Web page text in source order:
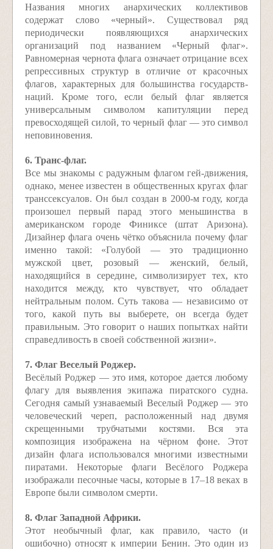
Названия многих анархических коллективов
содержат слово «черный». Существовал ряд
периодически появляющихся анархических
организаций под названием «Черный флаг».
Равномерная чернота флага означает отрицание всех
репрессивных структур в отличие от красочных
флагов, характерных для большинства государств-
наций. Кроме того, если белый флаг является
универсальным символом капитуляции перед
превосходящей силой, то черный флаг — это символ
неповиновения.
6. Транс-флаг.
Все мы знакомы с радужным флагом гей-движения,
однако, менее известен в общественных кругах флаг
транссексуалов. Он был создан в 2000-м году, когда
произошел первый парад этого меньшинства в
американском городе Финиксе (штат Аризона).
Дизайнер флага очень чётко объяснила почему флаг
именно такой: «Голубой — это традиционно
мужской цвет, розовый — женский, белый,
находящийся в середине, символизирует тех, кто
находится между, кто чувствует, что обладает
нейтральным полом. Суть такова — независимо от
того, какой путь вы выберете, он всегда будет
правильным. Это говорит о наших попытках найти
справедливость в своей собственной жизни».
7. Флаг Веселый Роджер.
Весёлый Роджер — это имя, которое дается любому
флагу для выявления экипажа пиратского судна.
Сегодня самый узнаваемый Веселый Роджер — это
человеческий череп, расположенный над двумя
скрещенными трубчатыми костями. Вся эта
композиция изображена на чёрном фоне. Этот
дизайн флага использовался многими известными
пиратами. Некоторые флаги Весёлого Роджера
изображали песочные часы, которые в 17–18 веках в
Европе были символом смерти.
8. Флаг Западной Африки.
Этот необычный флаг, как правило, часто (и
ошибочно) относят к империи Бенин. Это один из